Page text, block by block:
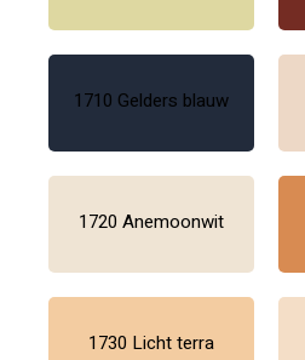
1710 Gelders blauw
1720 Anemoonwit
1730 Licht terra